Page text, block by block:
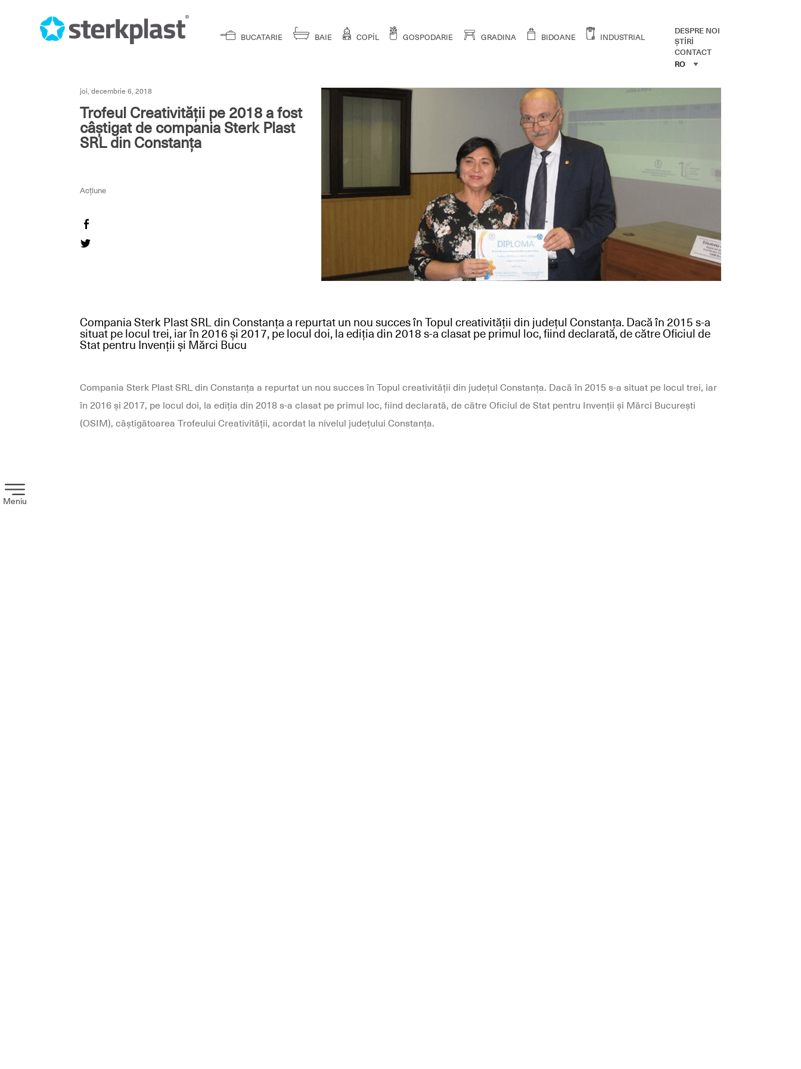
BUCATARIE BAIE COPİL GOSPODARIE GRADINA BIDOANE INDUSTRIAL
DESPRE NOI
ŞTİRİ
CONTACT
RO
RO
joi, decembrie 6, 2018
Trofeul Creativității pe 2018 a fost
câștigat de compania Sterk Plast
SRL din Constanța
Acțiune
Compania Sterk Plast SRL din Constanța a repurtat un nou succes în Topul creativității din județul Constanța. Dacă în 2015 s-a
situat pe locul trei, iar în 2016 și 2017, pe locul doi, la ediția din 2018 s-a clasat pe primul loc, fiind declarată, de către Oficiul de
Stat pentru Invenții și Mărci Bucu
Compania Sterk Plast SRL din Constanța a repurtat un nou succes în Topul creativității din județul Constanța. Dacă în 2015 s-a situat pe locul trei, iar
în 2016 și 2017, pe locul doi, la ediția din 2018 s-a clasat pe primul loc, fiind declarată, de către Oficiul de Stat pentru Invenții și Mărci București
(OSIM), câștigătoarea Trofeului Creativității, acordat la nivelul județului Constanța.
Meniu